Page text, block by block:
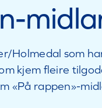
Holmedal som
kjem fleire
«På rappen»-